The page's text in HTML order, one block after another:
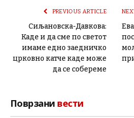
PREVIOUS ARTICLE
Сиљановска-Давкова:
Каде и да сме по светот
имаме едно заедничко
црковно катче каде може
да се собереме
Поврзани вести